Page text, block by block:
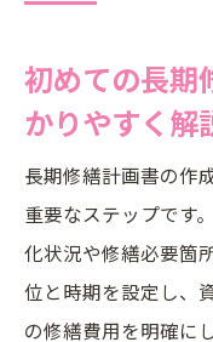
初めての長期
かりやすく解
長期修繕計画書の作
重要なステップです
化状況や修繕必要箇
位と時期を設定し、
の修繕費用を明確に